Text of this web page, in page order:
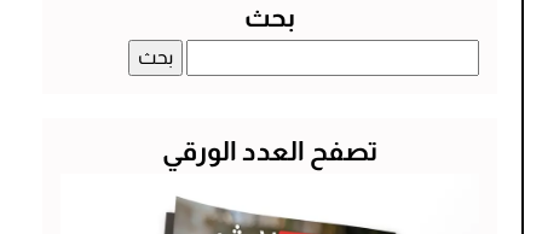
بحث
عن:
تصفح العدد الورقي